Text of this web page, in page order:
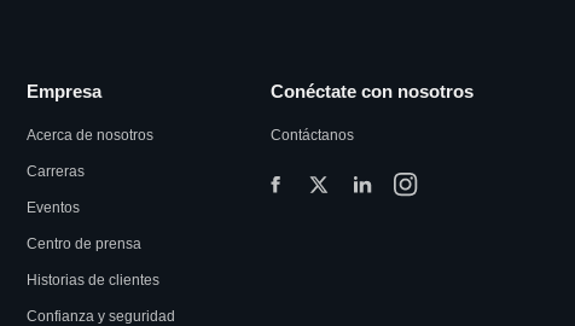
Empresa
Acerca de nosotros
Carreras
Eventos
Centro de prensa
Historias de clientes
Confianza y seguridad
Conéctate con nosotros
Contáctanos